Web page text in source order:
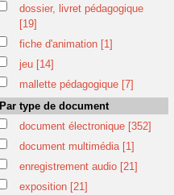
dossier, livret pédagogique
[19]
fiche d'animation [1]
jeu [14]
mallette pédagogique [7]
Par type de document
document électronique [352]
document multimédia [1]
enregistrement audio [21]
exposition [21]